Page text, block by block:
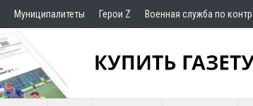
Муниципалитеты Герои Z Военная служба по